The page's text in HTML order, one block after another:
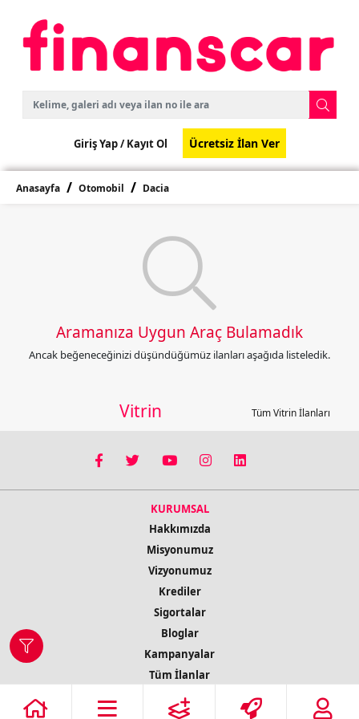
Giriş Yap /Kayıt Ol Ücretsiz İlan Ver
Anasayfa Otomobil Dacia
Aramanıza Uygun Araç Bulamadık
Ancak beğeneceğinizi düşündüğümüz ilanları aşağıda listeledik.
Vitrin Tüm Vitrin İlanları
KURUMSAL
Hakkımızda
Misyonumuz
Vizyonumuz
Krediler
Sigortalar
Bloglar
Kampanyalar
Tüm İlanlar
İletişim Bilgileri